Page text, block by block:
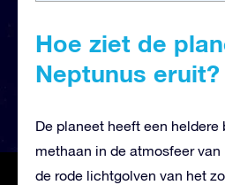
Hoe ziet de
Neptunus eruit?
De planeet heeft een heldere
methaan in de atmosfeer
de rode lichtgolven van het